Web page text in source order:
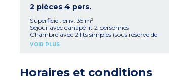
Salle de douche ou de bains avec WC
2 pièces 4 pers.
Superficie : env. 35 m²
Séjour avec canapé lit 2 personnes
Chambre avec 2 lits simples (sous réserve de
disponibilité, peut-être en mezzanine)
Sous réserve de balcons disponibles
VOIR PLUS
Horaires et conditions